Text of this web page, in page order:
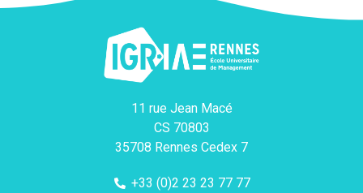
11 rue Jean Macé
CS 70803
35708 Rennes Cedex 7
+33 (0)2 23 23 77 77